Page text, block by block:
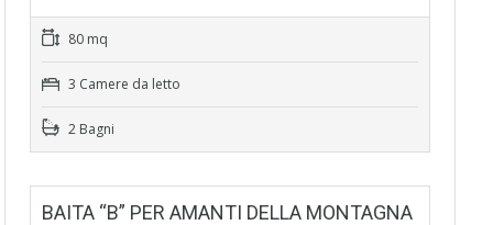
80 mq
3 Camere da letto
2 Bagni
BAITA “B” PER AMANTI DELLA MONTAGNA